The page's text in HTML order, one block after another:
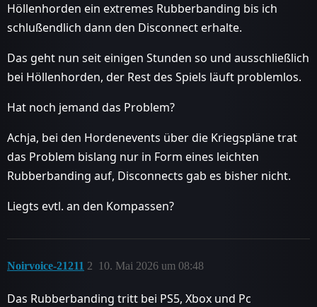
Höllenhorden ein extremes Rubberbanding bis ich
schlußendlich dann den Disconnect erhalte.
Das geht nun seit einigen Stunden so und ausschließlich
bei Höllenhorden, der Rest des Spiels läuft problemlos.
Hat noch jemand das Problem?
Achja, bei den Hordenevents über die Kriegspläne trat
das Problem bislang nur in Form eines leichten
Rubberbanding auf, Disconnects gab es bisher nicht.
Liegts evtl. an den Kompassen?
Noirvoice-21211 10. Mai 2026 um 08:48
2
Das Rubberbanding tritt bei PS5, Xbox und Pc